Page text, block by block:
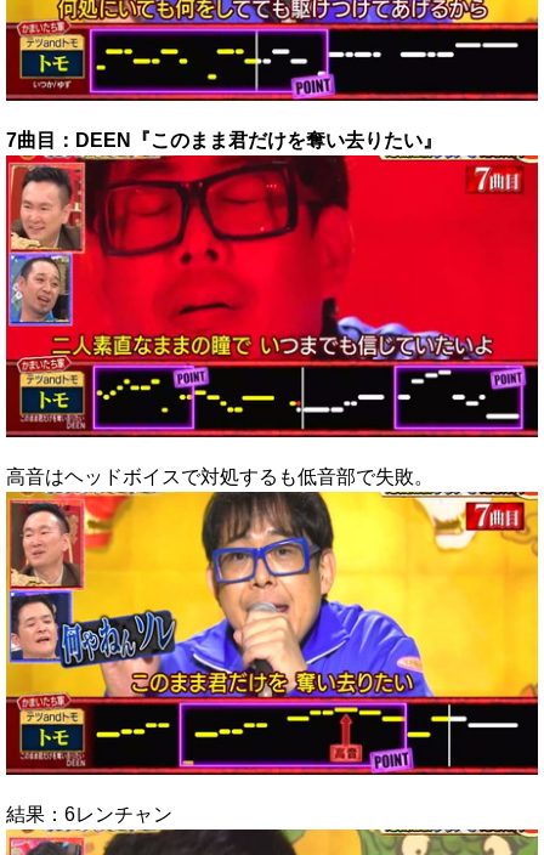
7曲目：DEEN『このまま君だけを奪い去りたい』
高音はヘッドボイスで対処するも低音部で失敗。
結果：6レンチャン